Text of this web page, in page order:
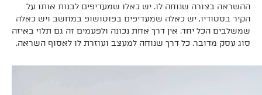
ההשראה בצורה שנוחה לו. יש כאלו שמעדיפים לבנות אותו על
הקיר בסטודיו, יש כאלה שמעדיפים בפוטושופ במחשב ויש כאלה
שמשלבים הכל יחד. אין דרך אחת נכונה ולפעמים זה גם תלוי באיזה
סוג עסק מדובר. כל דרך שנוחה למעצב ועוזרת לו לאסוף השראה.